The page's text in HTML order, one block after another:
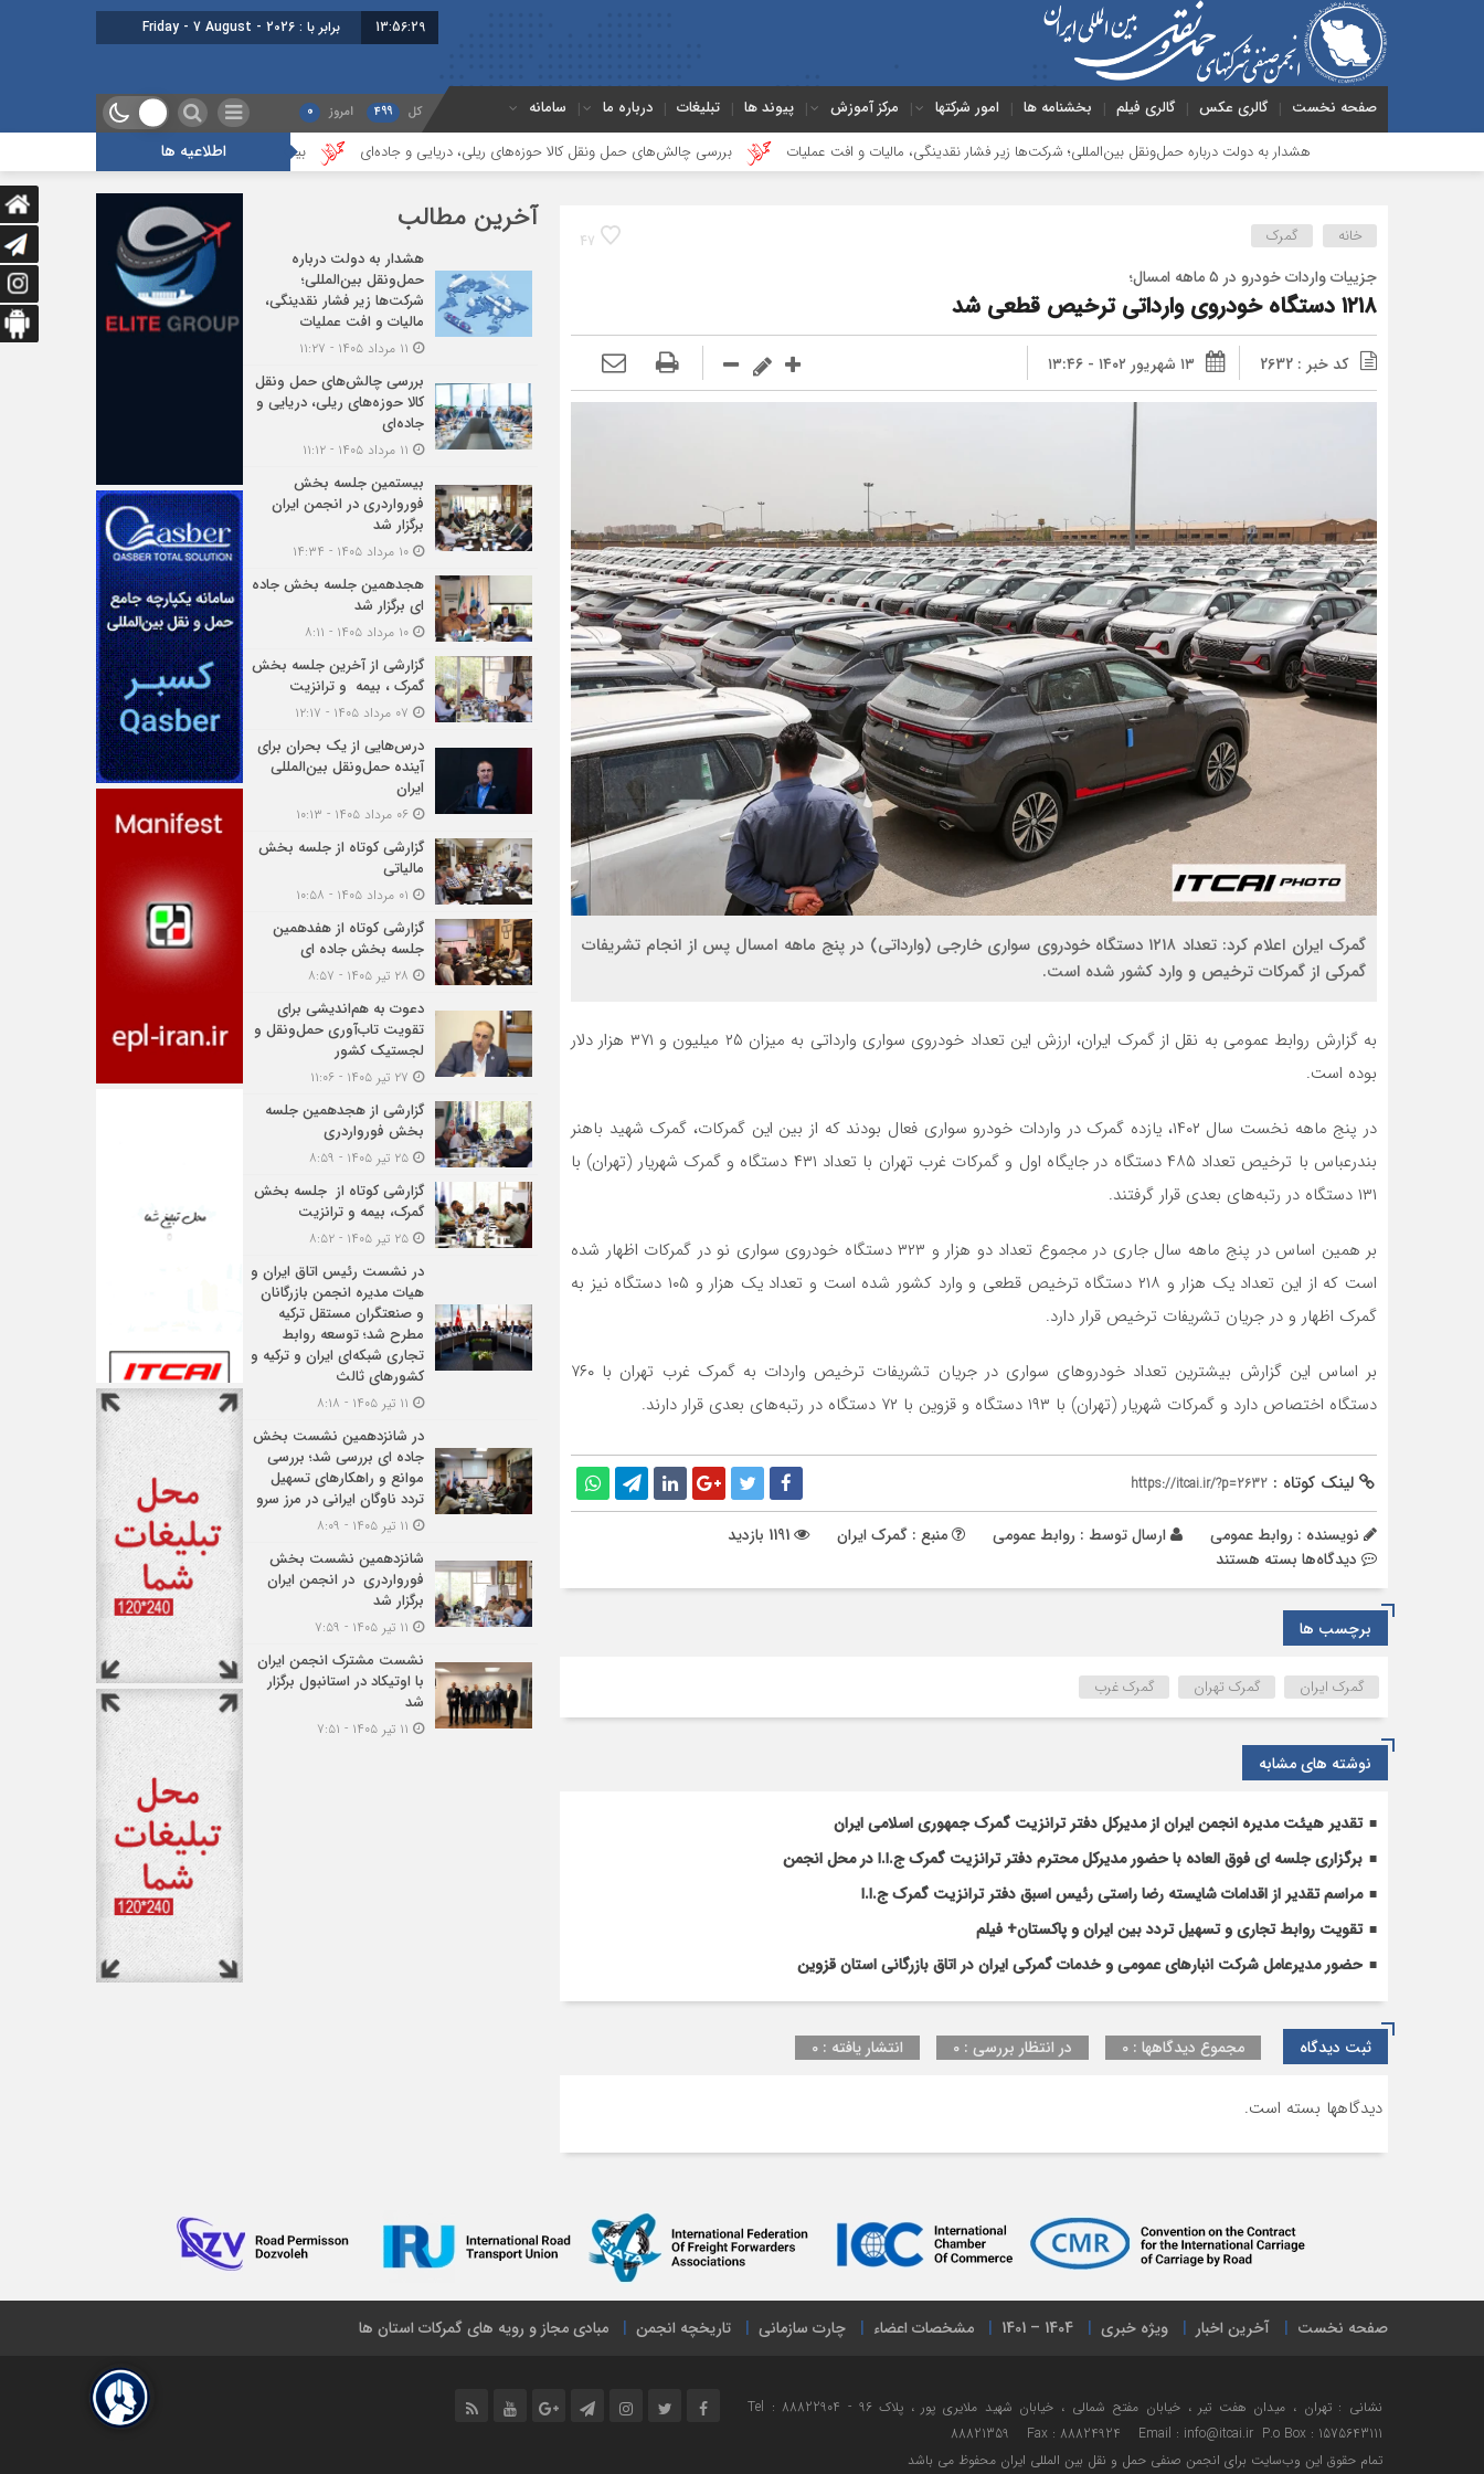
13:56:30 برابر با : Friday - 7 August - 2026
صفحه نخست گالری عکس گالری فیلم بخشنامه ها امور شرکتها مرکز آموزش پیوند ها تبلیغات درباره ما سامانه کل 499 امروز 0
اطلاعیه ها هشدار به دولت درباره حمل‌ونقل بین‌المللی؛ شرکت‌ها زیر فشار نقدینگی، مالیات و افت عملیات بررسی چالش‌های حمل ونقل کالا حوزه‌های ریلی، دریایی و جاده‌ای بیستمین جلسه بخش فورواردری در انجمن ایران برگزار شد
47 خانه گمرک
جزییات واردات خودرو در ۵ ماهه امسال؛
۱۲۱۸ دستگاه خودروی وارداتی ترخیص قطعی شد
کد خبر : 2632 ۱۳ شهریور ۱۴۰۲ - ۱۳:۴۶
گمرک ایران اعلام کرد: تعداد ۱۲۱۸ دستگاه خودروی سواری خارجی (وارداتی) در پنج ماهه امسال پس از انجام تشریفات
گمرکی از گمرکات ترخیص و وارد کشور شده است.
به گزارش روابط عمومی به نقل از گمرک ایران، ارزش این تعداد خودروی سواری وارداتی به میزان ۲۵ میلیون و ۳۷۱ هزار دلار
بوده است.
در پنج ماهه نخست سال ۱۴۰۲، یازده گمرک در واردات خودرو سواری فعال بودند که از بین این گمرکات، گمرک شهید باهنر
بندرعباس با ترخیص تعداد ۴۸۵ دستگاه در جایگاه اول و گمرکات غرب تهران با تعداد ۴۳۱ دستگاه و گمرک شهریار (تهران) با
۱۳۱ دستگاه در رتبه‌های بعدی قرار گرفتند.
بر همین اساس در پنج ماهه سال جاری در مجموع تعداد دو هزار و ۳۲۳ دستگاه خودروی سواری نو در گمرکات اظهار شده
است که از این تعداد یک هزار و ۲۱۸ دستگاه ترخیص قطعی و وارد کشور شده است و تعداد یک هزار و ۱۰۵ دستگاه نیز به
گمرک اظهار و در جریان تشریفات ترخیص قرار دارد.
بر اساس این گزارش بیشترین تعداد خودروهای سواری در جریان تشریفات ترخیص واردات به گمرک غرب تهران با ۷۶۰
دستگاه اختصاص دارد و گمرکات شهریار (تهران) با ۱۹۳ دستگاه و قزوین با ۷۲ دستگاه در رتبه‌های بعدی قرار دارند.
لینک کوتاه : https://itcai.ir/?p=2632
نویسنده : روابط عمومی ارسال توسط : روابط عمومی منبع : گمرک ایران
دیدگاه‌ها برای
۱۲۱۸
دستگاه
ترخیص
قطعی
بسته هستند
برچسب ها
گمرک ایران گمرک تهران گمرک غرب
نوشته های مشابه
تقدیر هیئت مدیره انجمن ایران از مدیرکل دفتر ترانزیت گمرک جمهوری اسلامی ایران
برگزاری جلسه ای فوق العاده با حضور مدیرکل محترم دفتر ترانزیت گمرک ج.ا.ا در محل انجمن
مراسم تقدیر از اقدامات شایسته رضا راستی رئیس اسبق دفتر ترانزیت گمرک ج.ا.ا
تقویت روابط تجاری و تسهیل تردد بین ایران و پاکستان+ فیلم
حضور مدیرعامل شرکت انبارهای عمومی و خدمات گمرکی ایران در اتاق بازرگانی استان قزوین
ثبت دیدگاه مجموع دیدگاهها : 0 در انتظار بررسی : 0 انتشار یافته : 0
دیدگاهها بسته است.
آخرین مطالب
هشدار به دولت درباره
حمل‌ونقل بین‌المللی؛
شرکت‌ها زیر فشار نقدینگی،
مالیات و افت عملیات
بررسی چالش‌های حمل ونقل
کالا حوزه‌های ریلی، دریایی و
جاده‌ای
بیستمین جلسه بخش
فورواردری در انجمن ایران
برگزار شد
۱۰ مرداد ۱۴۰۵ - ۱۴:۳۴
هجدهمین جلسه بخش جاده
ای برگزار شد
۱۰ مرداد ۱۴۰۵ - ۸:۱۱
گزارشی از آخرین جلسه بخش
گمرک ، بیمه و ترانزیت
درس‌هایی از یک بحران برای
آینده حمل‌ونقل بین‌المللی
ایران
گزارشی کوتاه از جلسه بخش
مالیاتی
گزارشی کوتاه از هفدهمین
جلسه بخش جاده ای
دعوت به هم‌اندیشی برای
تقویت تاب‌آوری حمل‌ونقل و
لجستیک کشور
گزارشی از هجدهمین جلسه
بخش فورواردری
۲۵ تیر ۱۴۰۵ - ۸:۵۹
گزارشی کوتاه از جلسه بخش
گمرک، بیمه و ترانزیت
۲۵ تیر ۱۴۰۵ - ۸:۵۲
در نشست رئیس اتاق ایران و
هیات مدیره انجمن بازرگانان
و صنعتگران مستقل ترکیه
مطرح شد؛ توسعه روابط
تجاری شبکه‌ای ایران و ترکیه و
کشورهای ثالث
در شانزدهمین نشست بخش
جاده ای بررسی شد؛ بررسی
موانع و راهکارهای تسهیل
تردد ناوگان ایرانی در مرز سرو
شانزدهمین نشست بخش
فورواردری در انجمن ایران
برگزار شد
نشست مشترک انجمن ایران
با اوتیکاد در استانبول برگزار
شد
صفحه نخست آخرین اخبار ویژه خبری 1404 – 1401 مشخصات اعضاء چارت سازمانی تاریخچه انجمن مبادی مجاز و رویه های گمرکات استان ها
نشانی : تهران ، میدان هفت تیر ، خیابان مفتح شمالی ، خیابان شهید ملایری پور ، پلاک 96 Tel : 88822904 -
88821359 Fax : 88824924 Email : info@itcai.ir P.o Box : 1575643111
تمام حقوق اين وب‌سايت برای انجمن صنفی حمل و نقل بین المللی ایران محفوظ می باشد